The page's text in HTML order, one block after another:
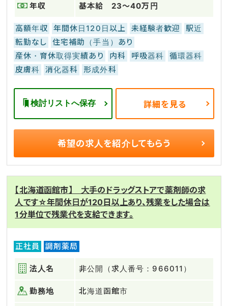
年収 基本給 23〜40万円
高額年収 年間休日120日以上 未経験者歓迎
駅近
転勤なし
住宅補助（手当）あり
産休・育休取得実績あり
内科 呼吸器科
循環器科
皮膚科
消化器科 形成外科
検討リストへ保存 詳細を見る
希望の求人を紹介してもらう
【北海道函館市】 大手のドラッグストアで薬剤師の求
人です☆年間休日が120日以上あり、残業をした場合は
1分単位で残業代を支給できます。
正社員 調剤薬局
法人名 非公開（求人番号：966011）
勤務地 北海道函館市